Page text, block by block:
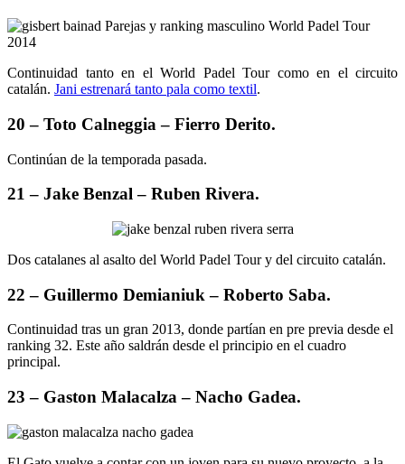
Continuidad tanto en el World Padel Tour como en el circuito
catalán. Jani estrenará tanto pala como textil.
20 – Toto Calneggia – Fierro Derito.
Continúan de la temporada pasada.
21 – Jake Benzal – Ruben Rivera.
Dos catalanes al asalto del World Padel Tour y del circuito catalán.
22 – Guillermo Demianiuk – Roberto Saba.
Continuidad tras un gran 2013, donde partían en pre previa desde el
ranking 32. Este año saldrán desde el principio en el cuadro
principal.
23 – Gaston Malacalza – Nacho Gadea.